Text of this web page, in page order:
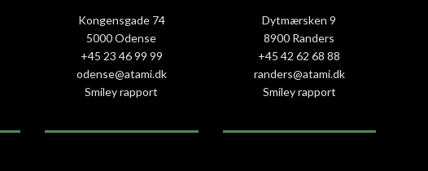
Kongensgade 74
5000 Odense
+45 23 46 99 99
odense@atami.dk
Smiley rapport
Dytmærsken 9
8900 Randers
+45 42 62 68 88
randers@atami.dk
Smiley rapport